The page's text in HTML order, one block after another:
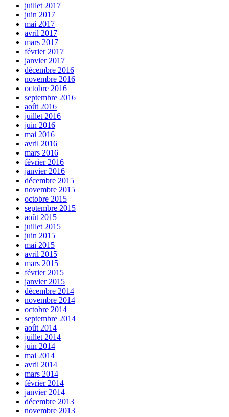
juillet 2017
juin 2017
mai 2017
avril 2017
mars 2017
février 2017
janvier 2017
décembre 2016
novembre 2016
octobre 2016
septembre 2016
août 2016
juillet 2016
juin 2016
mai 2016
avril 2016
mars 2016
février 2016
janvier 2016
décembre 2015
novembre 2015
octobre 2015
septembre 2015
août 2015
juillet 2015
juin 2015
mai 2015
avril 2015
mars 2015
février 2015
janvier 2015
décembre 2014
novembre 2014
octobre 2014
septembre 2014
août 2014
juillet 2014
juin 2014
mai 2014
avril 2014
mars 2014
février 2014
janvier 2014
décembre 2013
novembre 2013